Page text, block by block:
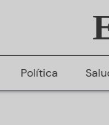
Política